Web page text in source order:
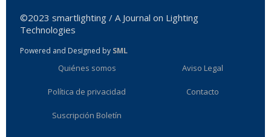
©2023 smartlighting / A Journal on Lighting
Technologies
Powered and Designed by SML
Quiénes somos Aviso Legal
Política de privacidad Contacto
Suscripción Boletín